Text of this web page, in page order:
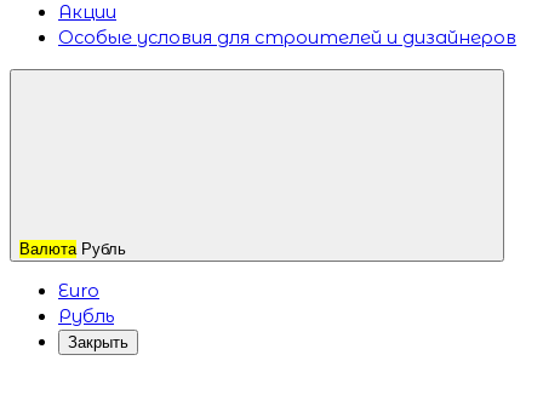
Акции
Особые условия для строителей и дизайнеров
Валюта Рубль
Euro
Рубль
Закрыть